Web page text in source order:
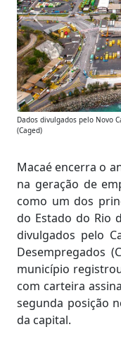
Anterior
Dados divulgados pelo Novo
(Caged)
Macaé encerra o
na geração de
como um dos
do Estado do Rio
divulgados pelo
Desempregados
município
com carteira
segunda posição
da capital.